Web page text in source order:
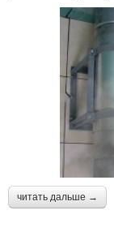
читать дальше →